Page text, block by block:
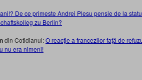
De ce primeste Andrei Plesu pensie de la
zu Berlin?
din Cotidianul:O reacţie a francezilor faţă de
nu era nimeni!